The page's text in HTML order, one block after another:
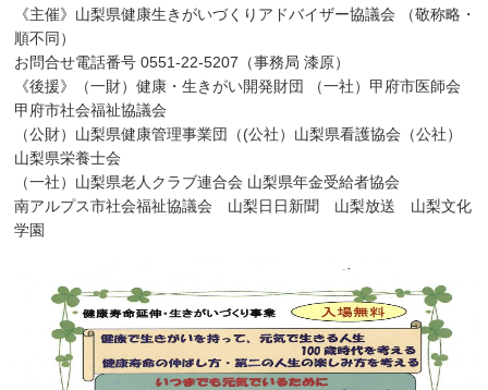
《主催》山梨県健康生きがいづくりアドバイザー協議会 （敬称略・
順不同）
お問合せ電話番号 0551-22-5207（事務局 漆原）
《後援》（一財）健康・生きがい開発財団 （一社）甲府市医師会
甲府市社会福祉協議会
（公財）山梨県健康管理事業団（(公社）山梨県看護協会（公社）
山梨県栄養士会
（一社）山梨県老人クラブ連合会 山梨県年金受給者協会
南アルプス市社会福祉協議会 山梨日日新聞 山梨放送 山梨文化
学園